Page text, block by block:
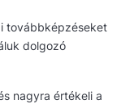
továbbképzéseket
dolgozó
nagyra értékeli a